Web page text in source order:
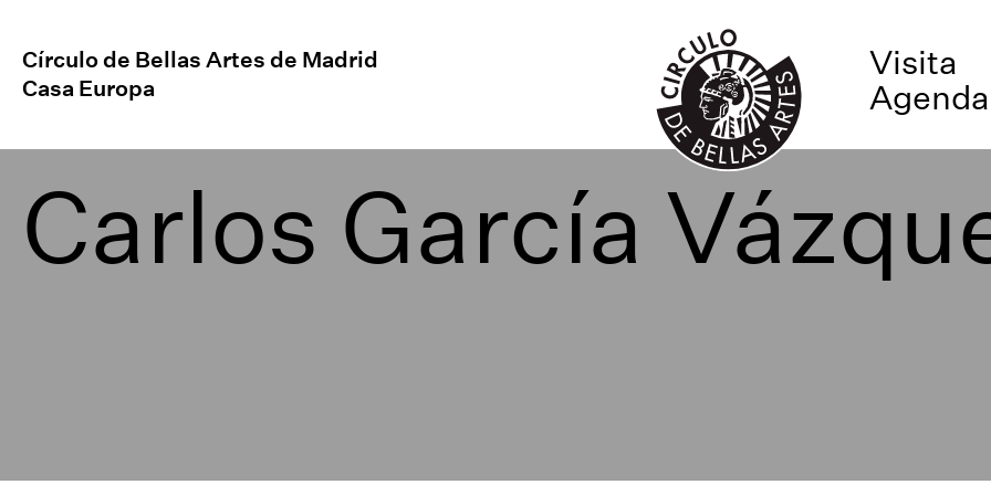
Círculo de Bellas Artes de Madrid
Casa Europa
Visita
Agenda
Carlos García